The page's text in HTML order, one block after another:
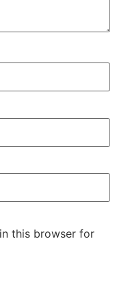
this browser for